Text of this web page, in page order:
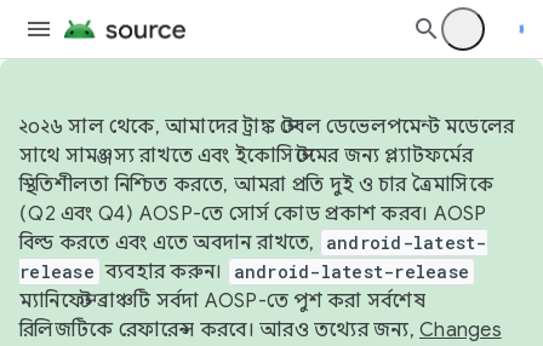
২০২৬ সাল থেকে, আমাদের ট্রাঙ্ক স্টেবল ডেভেলপমেন্ট মডেলের
সাথে সামঞ্জস্য রাখতে এবং ইকোসিস্টেমের জন্য প্ল্যাটফর্মের
স্থিতিশীলতা নিশ্চিত করতে, আমরা প্রতি দুই ও চার ত্রৈমাসিকে
(Q2 এবং Q4) AOSP-তে সোর্স কোড প্রকাশ করব। AOSP
বিল্ড করতে এবং এতে অবদান রাখতে,
android-latest-
release ব্যবহার করুন। android-latest-release
ম্যানিফেস্ট ব্রাঞ্চটি সর্বদা AOSP-তে পুশ করা সর্বশেষ
রিলিজটিকে রেফারেন্স করবে। আরও তথ্যের জন্য, Changes